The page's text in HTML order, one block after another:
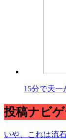
15分で天一
投稿ナビ
いや、これは流